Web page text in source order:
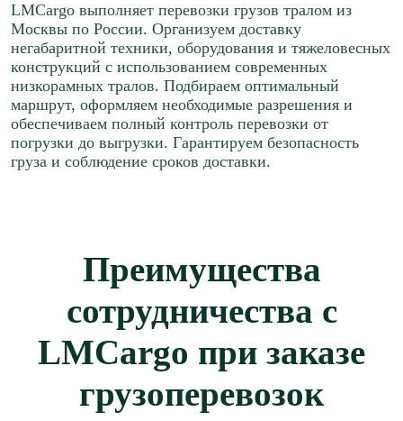
LMCargo выполняет перевозки грузов тралом из
Москвы по России. Организуем доставку
негабаритной техники, оборудования и тяжеловесных
конструкций с использованием современных
низкорамных тралов. Подбираем оптимальный
маршрут, оформляем необходимые разрешения и
обеспечиваем полный контроль перевозки от
погрузки до выгрузки. Гарантируем безопасность
груза и соблюдение сроков доставки.
Преимущества
сотрудничества с
LMCargo при заказе
грузоперевозок